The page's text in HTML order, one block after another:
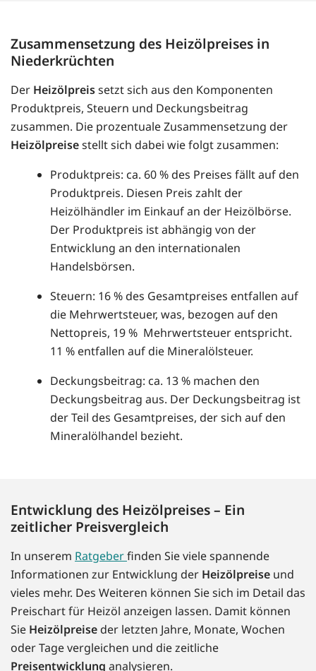
Zusammensetzung des Heizölpreises in
Niederkrüchten
Der Heizölpreissetzt sich aus den Komponenten
Produktpreis, Steuern und Deckungsbeitrag
zusammen. Die prozentuale Zusammensetzung der
Heizölpreisestellt sich dabei wie folgt zusammen:
Produktpreis: ca. 60 % des Preises fällt auf den
Produktpreis. Diesen Preis zahlt der
Heizölhändler im Einkauf an der Heizölbörse.
Der Produktpreis ist abhängig von der
Entwicklung an den internationalen
Handelsbörsen.
Steuern: 16 % des Gesamtpreises entfallen auf
die Mehrwertsteuer, was, bezogen auf den
Nettopreis, 19 % Mehrwertsteuer entspricht.
11 % entfallen auf die Mineralölsteuer.
Deckungsbeitrag: ca. 13 % machen den
Deckungsbeitrag aus. Der Deckungsbeitrag ist
der Teil des Gesamtpreises, der sich auf den
Mineralölhandel bezieht.
Entwicklung des Heizölpreises – Ein
zeitlicher Preisvergleich
In unserem Ratgeberfinden Sie viele spannende
Informationen zur Entwicklung der Heizölpreise und
vieles mehr. Des Weiteren können Sie sich im Detail das
Preischart für Heizöl anzeigen lassen. Damit können
Sie Heizölpreise der letzten Jahre, Monate, Wochen
oder Tage vergleichen und die zeitliche
Preisentwicklung analysieren.